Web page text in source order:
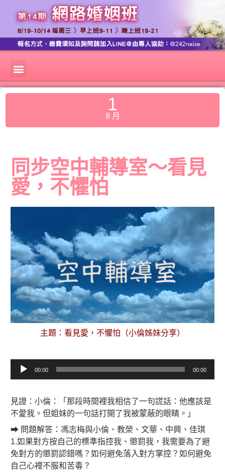
1
8 月
同步空中輔導室～看見
愛，不懼怕
主題：看見愛，不懼怕（小倫姊妹分享）
放
器
00:00 00:00
見證：小倫：「那段時間裡我相信了一句謊話：他應該是
不愛我。但姐妹的一句話打開了我被蒙蔽的眼睛。」
➡ 問題解答：馮志梅與小倫、教榮、文華、中興、佳琪
1.如果對方按自己的標準指控我、懲罰我，我需要為了避
免對方的懲罰認錯嗎？如何避免落入對方掌控？如何避免
自己心裡不服和苦毒？